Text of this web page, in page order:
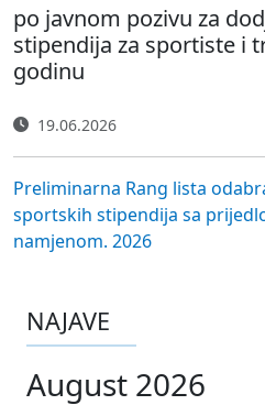
po javnom pozivu za
stipendija za sportiste i
godinu
19.06.2026
Preliminarna Rang lista
sportskih stipendija sa
namjenom. 2026
NAJAVE
August 2026